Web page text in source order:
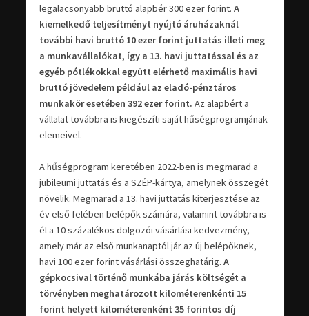
legalacsonyabb bruttó alapbér 300 ezer forint. A
kiemelkedő teljesítményt nyújtó áruházaknál
további havi bruttó 10 ezer forint juttatás illeti meg
a munkavállalókat, így a 13. havi juttatással és az
egyéb pótlékokkal együtt elérhető maximális havi
bruttó jövedelem például az eladó-pénztáros
munkakör esetében 392 ezer forint. Az alapbért a
vállalat továbbra is kiegészíti saját hűségprogramjának
elemeivel.
A hűségprogram keretében 2022-ben is megmarad a
jubileumi juttatás és a SZÉP-kártya, amelynek összegét
növelik. Megmarad a 13. havi juttatás kiterjesztése az
év első felében belépők számára, valamint továbbra is
él a 10 százalékos dolgozói vásárlási kedvezmény,
amely már az első munkanaptól jár az új belépőknek,
havi 100 ezer forint vásárlási összeghatárig. A
gépkocsival történő munkába járás költségét a
törvényben meghatározott kilométerenkénti 15
forint helyett kilométerenként 35 forintos díj